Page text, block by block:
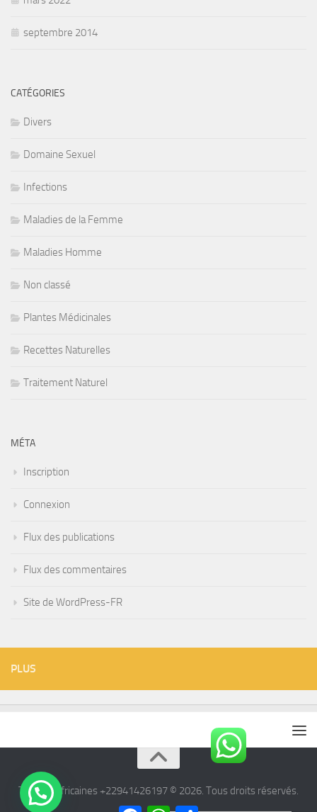
septembre 2014
CATÉGORIES
Divers
Domaine Sexuel
Infections
Maladies de la Femme
Maladies Homme
Non classé
Plantes Médicinales
Recettes Naturelles
Traitement Naturel
MÉTA
Inscription
Connexion
Flux des publications
Flux des commentaires
Site de WordPress-FR
PLUS
Tisanes Africaines +22941426197 © 2026. Tous droits réservés.